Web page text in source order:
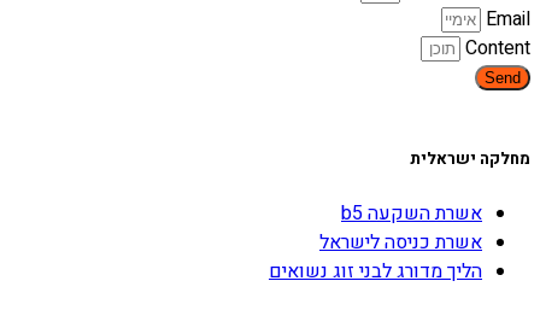
Email
Content
Send
מחלקה ישראלית
אשרת השקעה b5
אשרת כניסה לישראל
הליך מדורג לבני זוג נשואים